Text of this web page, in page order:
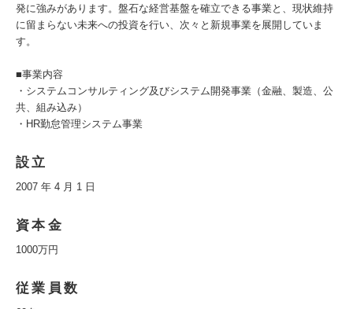
発に強みがあります。盤石な経営基盤を確立できる事業と、現状維持
に留まらない未来への投資を行い、次々と新規事業を展開していま
す。
■事業内容
・システムコンサルティング及びシステム開発事業（金融、製造、公
共、組み込み）
・HR勤怠管理システム事業
設立
2007 年 4 月 1 日
資本金
1000万円
従業員数